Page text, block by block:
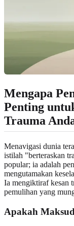
Mengapa
Penting
Trauma
Menavigasi dunia
istilah "berteraskan
popular; ia adalah
mengutamakan
Ia mengiktiraf kesan
pemulihan yang
Apakah